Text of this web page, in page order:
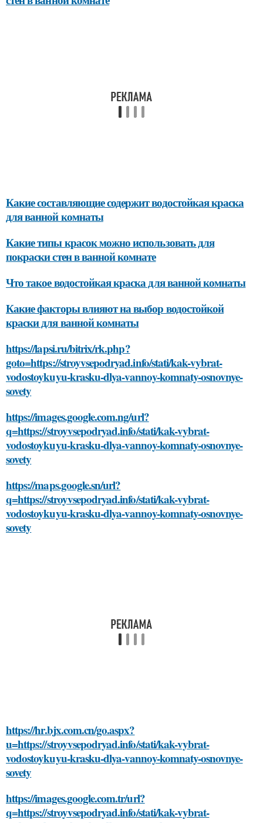
Какие составляющие содержит водостойкая краска
для ванной комнаты
Какие типы красок можно использовать для
покраски стен в ванной комнате
Что такое водостойкая краска для ванной комнаты
Какие факторы влияют на выбор водостойкой
краски для ванной комнаты
https://lapsi.ru/bitrix/rk.php?
goto=https://stroyvsepodryad.info/stati/kak-vybrat-
vodostoykuyu-krasku-dlya-vannoy-komnaty-osnovnye-
sovety
https://images.google.com.ng/url?
q=https://stroyvsepodryad.info/stati/kak-vybrat-
vodostoykuyu-krasku-dlya-vannoy-komnaty-osnovnye-
sovety
https://maps.google.sn/url?
q=https://stroyvsepodryad.info/stati/kak-vybrat-
vodostoykuyu-krasku-dlya-vannoy-komnaty-osnovnye-
sovety
https://hr.bjx.com.cn/go.aspx?
u=https://stroyvsepodryad.info/stati/kak-vybrat-
vodostoykuyu-krasku-dlya-vannoy-komnaty-osnovnye-
sovety
https://images.google.com.tr/url?
q=https://stroyvsepodryad.info/stati/kak-vybrat-